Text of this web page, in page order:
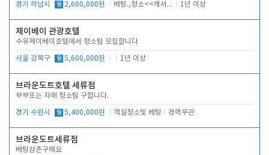
경기 하남시 월 2,600,000원 베팅.,청소<<캐셔 모셔봅니다. 1년 이상
제이베이 관광호텔
수유제이베이호텔에서 청소팀 모집합니다
서울 강북구 월 5,600,000원 1년 이상
브라운도트호텔 세류점
부부또는 자매 청소팀 구합니다.
경기 수원시 월 5,400,000원 객실청소및 베팅 경력무관
브라운도트세류점
베팅삼촌구해요